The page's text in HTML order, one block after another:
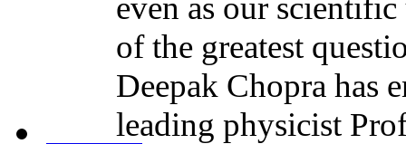
even as our
of the greatest
Deepak Chopra has
leading physicist